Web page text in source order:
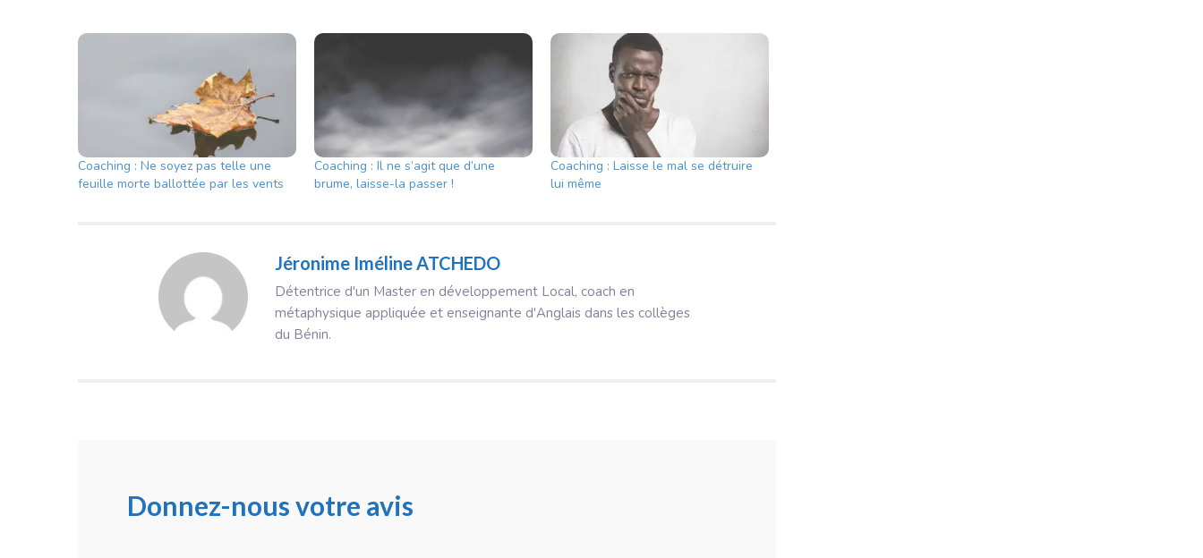
Coaching : Ne soyez pas telle une
feuille morte ballottée par les vents
Coaching : Il ne s’agit que d’une
brume, laisse-la passer !
Coaching : Laisse le mal se détruire
lui même
Jéronime Iméline ATCHEDO
Détentrice d'un Master en développement Local, coach en
métaphysique appliquée et enseignante d'Anglais dans les collèges
du Bénin.
Donnez-nous votre avis